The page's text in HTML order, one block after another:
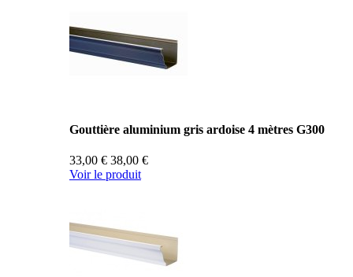
Gouttière aluminium gris ardoise 4 mètres G300
33,00 € 38,00 €
Voir le produit